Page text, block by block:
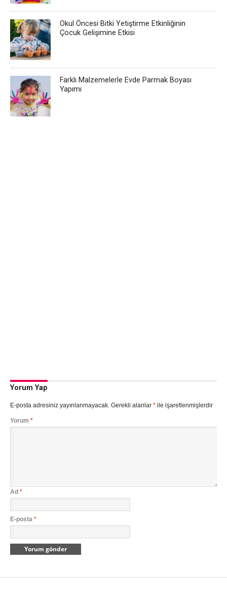
Okul Öncesi Bitki Yetiştirme Etkinliğinin
Çocuk Gelişimine Etkisi
Farklı Malzemelerle Evde Parmak Boyası
Yapımı
Yorum Yap
E-posta adresiniz yayınlanmayacak. Gerekli alanlar *ile işaretlenmişlerdir
Yorum *
Ad *
E-posta *